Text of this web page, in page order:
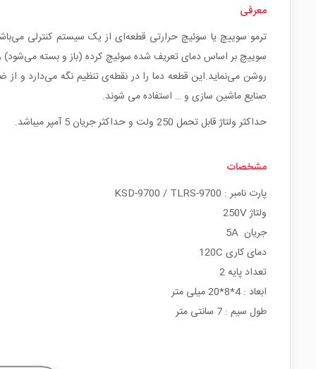
معرفی
ترمو سوییچ یا سوئیچ حرارتی قطعه‌ای از یک سیستم کنترلی
سوییچ بر اساس دمای تعریف شده سوئیچ کرده (باز و بسته می‌شود) و
روشن می‌نماید.این قطعه دما را در نقطه‌ی تنظیم نگه می‌دارد و از
صنایع ماشین سازی و … استفاده می شوند.
حداکثر ولتاژ قابل تحمل 250 ولت و حداکثر جریان 5 آمپر میباشد.
مشخصات
پارت نامبر : KSD-9700 / TLRS-9700
ولتاژ 250V
جریان 5A
دمای کاری 120C
تعداد پایه 2
ابعاد : 4*8*20 میلی متر
طول سیم : 7 سانتی متر